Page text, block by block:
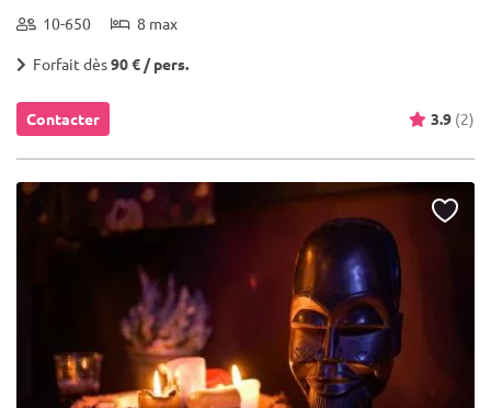
10-650 8 max
Forfait dès90 € / pers.
Contacter 3.9 (2)